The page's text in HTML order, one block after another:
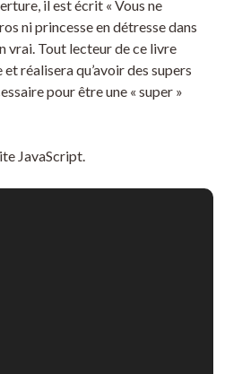
il est écrit « Vous ne
ni princesse en détresse dans
vrai. Tout lecteur de ce livre
réalisera qu’avoir des supers
pour être une « super »
JavaScript.